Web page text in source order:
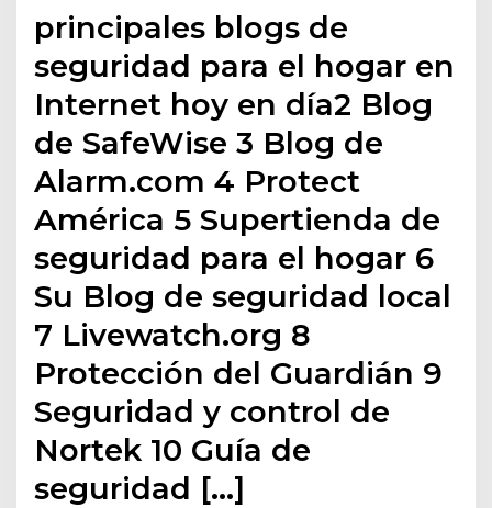
principales blogs de
seguridad para el hogar en
Internet hoy en día2 Blog
de SafeWise 3 Blog de
Alarm.com 4 Protect
América 5 Supertienda de
seguridad para el hogar 6
Su Blog de seguridad local
7 Livewatch.org 8
Protección del Guardián 9
Seguridad y control de
Nortek 10 Guía de
seguridad […]